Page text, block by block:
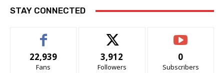
STAY CONNECTED
22,939
Fans
3,912
Followers
0
Subscribers